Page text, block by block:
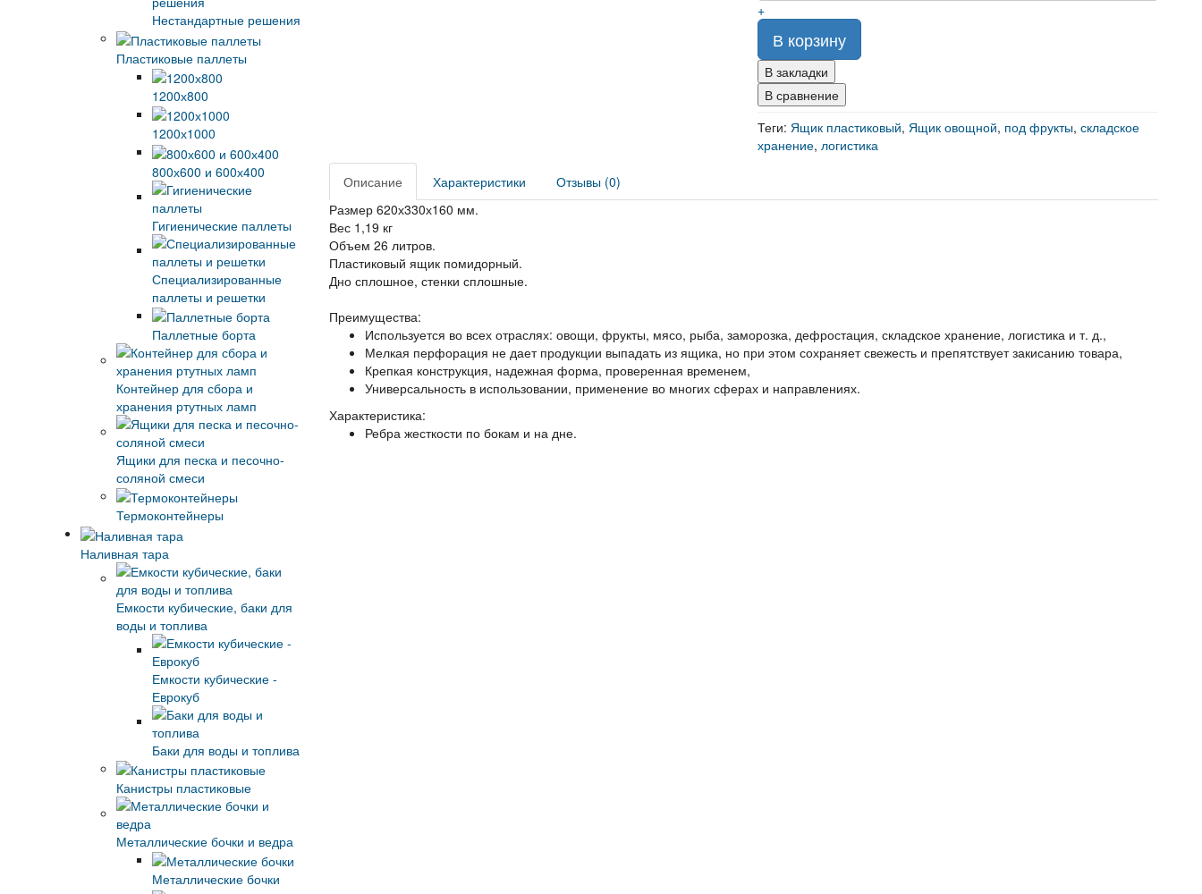
Нестандартные решения
Пластиковые паллеты
1200х800
1200х1000
800х600 и 600х400
Гигиенические паллеты
Специализированные
паллеты и решетки
Паллетные борта
Контейнер для сбора и
хранения ртутных ламп
Ящики для песка и песочно-
соляной смеси
Термоконтейнеры
Наливная тара
Емкости кубические, баки для
воды и топлива
Емкости кубические -
Еврокуб
Баки для воды и топлива
Канистры пластиковые
Металлические бочки и ведра
Металлические бочки
+
В корзину
В закладки
В сравнение
Теги: Ящик пластиковый, Ящик овощной, под фрукты, складское
хранение, логистика
Описание Характеристики
Отзывы (0)
Размер 620х330х160 мм.
Вес 1,19 кг
Объем 26 литров.
Пластиковый ящик помидорный.
Дно сплошное, стенки сплошные.
Преимущества:
Используется во всех отраслях: овощи, фрукты, мясо, рыба, заморозка, дефростация, складское хранение, логистика и т. д.,
Мелкая перфорация не дает продукции выпадать из ящика, но при этом сохраняет свежесть и препятствует закисанию товара,
Крепкая конструкция, надежная форма, проверенная временем,
Универсальность в использовании, применение во многих сферах и направлениях.
Характеристика:
Ребра жесткости по бокам и на дне.